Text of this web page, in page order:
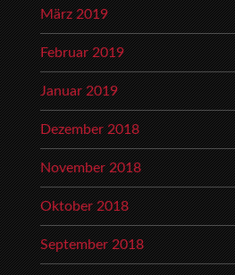
März 2019
Februar 2019
Januar 2019
Dezember 2018
November 2018
Oktober 2018
September 2018